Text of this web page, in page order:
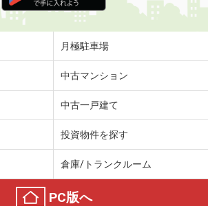
月極駐車場
中古マンション
中古一戸建て
投資物件を探す
倉庫/トランクルーム
PC版へ